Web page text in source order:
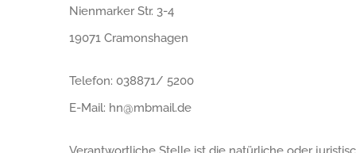
Nienmarker Str. 3-4
19071 Cramonshagen
Telefon: 038871/ 5200
E-Mail: hn@mbmail.de